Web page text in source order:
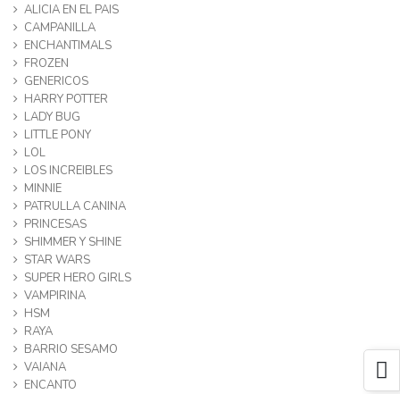
ALICIA EN EL PAIS
CAMPANILLA
ENCHANTIMALS
FROZEN
GENERICOS
HARRY POTTER
LADY BUG
LITTLE PONY
LOL
LOS INCREIBLES
MINNIE
PATRULLA CANINA
PRINCESAS
SHIMMER Y SHINE
STAR WARS
SUPER HERO GIRLS
VAMPIRINA
HSM
RAYA
BARRIO SESAMO
VAIANA
ENCANTO